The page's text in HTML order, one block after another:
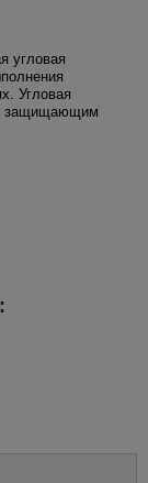
угловая
Угловая
защищающим